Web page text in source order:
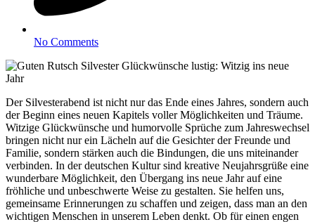
No Comments
Der Silvesterabend ist nicht nur das Ende eines Jahres, sondern auch
der Beginn eines neuen Kapitels voller Möglichkeiten und Träume.
Witzige Glückwünsche und humorvolle Sprüche zum Jahreswechsel
bringen nicht nur ein Lächeln auf die Gesichter der Freunde und
Familie, sondern stärken auch die Bindungen, die uns miteinander
verbinden. In der deutschen Kultur sind kreative Neujahrsgrüße eine
wunderbare Möglichkeit, den Übergang ins neue Jahr auf eine
fröhliche und unbeschwerte Weise zu gestalten. Sie helfen uns,
gemeinsame Erinnerungen zu schaffen und zeigen, dass man an den
wichtigen Menschen in unserem Leben denkt. Ob für einen engen